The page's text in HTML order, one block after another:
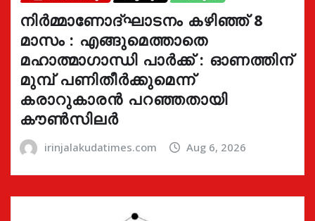
നിർമ്മാണോദ്ഘാടനം കഴിഞ്ഞ് 8
മാസം : എങ്ങുമെത്താതെ
മഹാത്മാഗാന്ധി പാർക്ക് : ഓണത്തിന്
മുമ്പ് പണിതീർക്കുമെന്ന്
കരാറുകാരൻ പറഞ്ഞതായി
കൗൺസിലർ
irinjalakudatimes.com Aug 6, 2026